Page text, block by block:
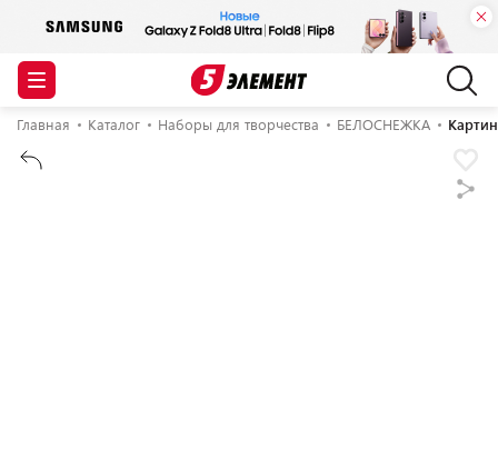
Главная Каталог Наборы для творчества БЕЛОСНЕЖКА